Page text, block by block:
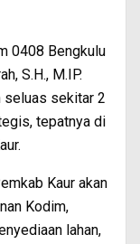
0408 Bengkulu
S.H., M.IP.
seluas sekitar 2
tepatnya di
Kaur akan
Kodim,
lahan,